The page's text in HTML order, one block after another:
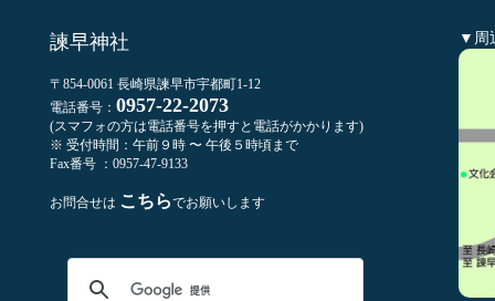
諫早神社
〒854-0061 長崎県諫早市宇都町1-12
電話番号： 0957-22-2073
(スマフォの方は電話番号を押すと電話がかかります)
※ 受付時間：午前９時 〜 午後５時頃まで
Fax番号 ：0957-47-9133
お問合せは こちらでお願いします
▼周